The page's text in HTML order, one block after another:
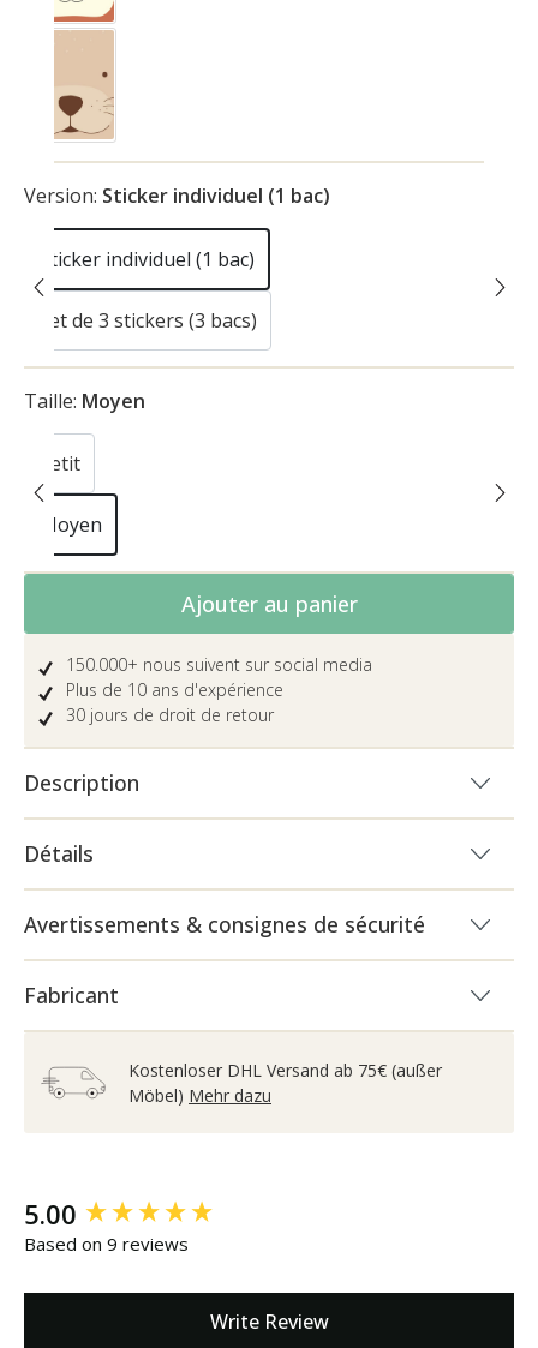
Loutre
Version: Sticker individuel (1 bac)
Sticker individuel (1 bac)
Set de 3 stickers (3 bacs)
(Cette option n'est pas disponible pour le
Taille: Moyen
Petit
(Cette option n'est pas disponible pour le moment.)
Moyen
Quantité de produit : Entrez la
Ajouter au panier
150.000+ nous suivent sur social media
Plus de 10 ans d'expérience
30 jours de droit de retour
Description
Détails
Avertissements & consignes de sécurité
Fabricant
Kostenloser DHL Versand ab 75€ (außer
Möbel) Mehr dazu
5.00
Based on 9 reviews
Write Review
New content loaded